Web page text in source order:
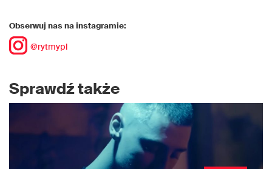
Obserwuj nas na instagramie:
@rytmypl
Sprawdź także